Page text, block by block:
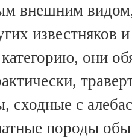
внешним
известняков
они
сходные с
породы